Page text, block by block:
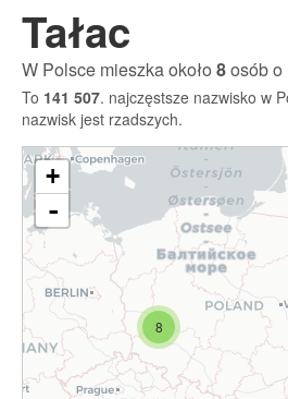
Tałac
W Polsce mieszka około8osób o
To 141 507. najczęstsze nazwisko w
nazwisk jest rzadszych.
8
+
-